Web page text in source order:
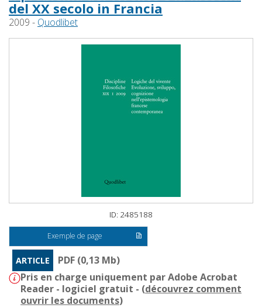
del XX secolo in Francia
2009 - Quodlibet
ID: 2485188
Exemple de page
ARTICLE
PDF (0,13 Mb)
Pris en charge uniquement par Adobe Acrobat
Reader - logiciel gratuit - (découvrez comment
ouvrir les documents)